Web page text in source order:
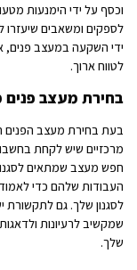
וכסף על ידי הימנעות
לספקים ומשאבים
ידי השקעה במעצב פנים,
לטווח ארוך.
בחירת מעצב
בעת בחירת מעצב הפנים
מרכזיים שיש לקחת
חפש מעצב שמתאים
העבודות שלהם כדי
לסגנון שלך. גם
שמקשיב לרעיונות
שלך.